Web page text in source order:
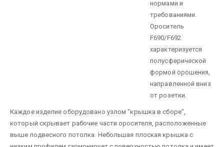
нормами и
требованиями.
Ороситель
F690/F692
характеризуется
полусферической
формой орошения,
направленной вниз
от розетки.
Каждое изделие оборудовано узлом "крышка в сборе",
который скрывает рабочие части оросителя, расположенные
выше подвесного потолка. Небольшая плоская крышка с